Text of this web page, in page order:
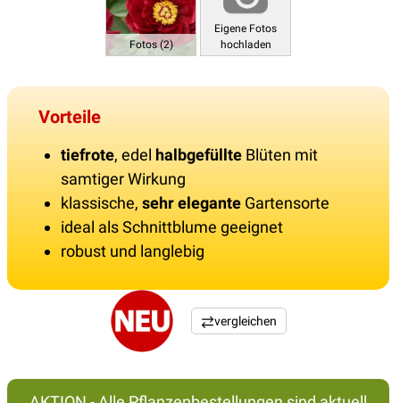
Fotos (2)
Eigene Fotos
hochladen
Vorteile
tiefrote, edel halbgefüllte Blüten mit
samtiger Wirkung
klassische, sehr elegante Gartensorte
ideal als Schnittblume geeignet
robust und langlebig
vergleichen